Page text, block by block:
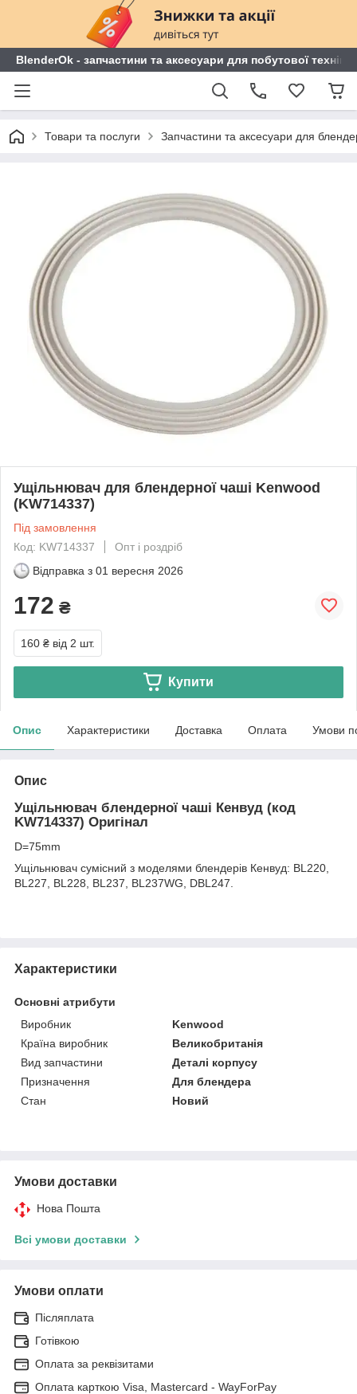
BlenderOk - запчастини та аксесуари для побутової техніки
Товари та послуги Запчастини та аксесуари для
Ущільнювач для блендерної чаші Kenwood
(KW714337)
Під замовлення
Код: KW714337
Опт і роздріб
Відправка з 01 вересня 2026
172 ₴
160 ₴ від 2 шт.
Купити
Опис Характеристики Доставка Оплата Умови
Опис
Ущільнювач блендерної чаші Кенвуд (код
KW714337) Оригінал
D=75mm
Ущільнювач сумісний з моделями блендерів Кенвуд: BL220,
BL227, BL228, BL237, BL237WG, DBL247.
Характеристики
Основні атрибути
Виробник
Kenwood
Країна виробник
Великобританія
Вид запчастини
Деталі корпусу
Призначення
Для блендера
Стан
Новий
Умови доставки
Нова Пошта
Всі умови доставки
Умови оплати
Післяплата
Готівкою
Оплата за реквізитами
Оплата карткою Visa, Mastercard - WayForPay